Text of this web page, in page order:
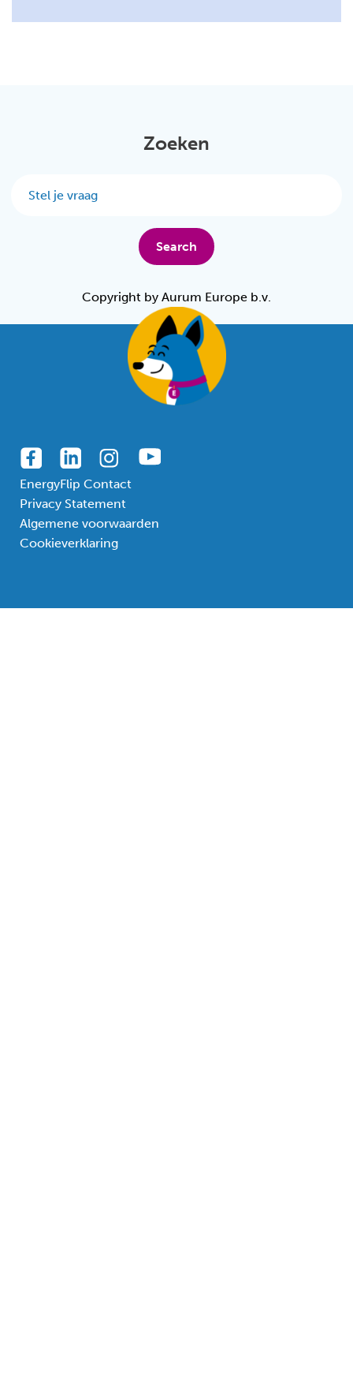
Zoeken
Search
Copyright by Aurum Europe b.v.
EnergyFlip Contact
Privacy Statement
Algemene voorwaarden
Cookieverklaring